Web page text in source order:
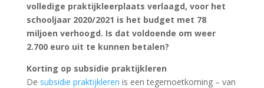
volledige praktijkleerplaats verlaagd, voor het
schooljaar 2020/2021 is het budget met 78
miljoen verhoogd. Is dat voldoende om weer
2.700 euro uit te kunnen betalen?
Korting op subsidie praktijkleren
De subsidie praktijkleren is een tegemoetkoming – van